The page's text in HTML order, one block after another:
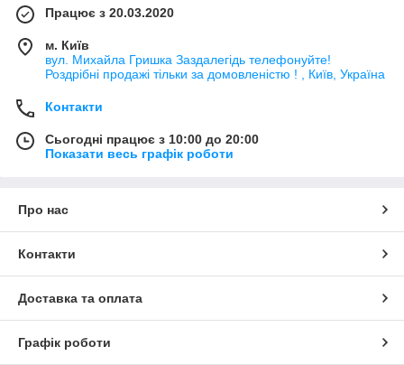
Працює з 20.03.2020
м. Київ
вул. Михайла Гришка Заздалегiдь телефонуйте!
Роздрібні продажі тiльки за домовленістю ! , Київ, Україна
Контакти
Сьогодні працює з 10:00 до 20:00
Показати весь графік роботи
Про нас
Контакти
Доставка та оплата
Графік роботи